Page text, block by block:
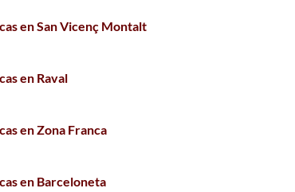
en San Vicenç Montalt
en Raval
en Zona Franca
en Barceloneta